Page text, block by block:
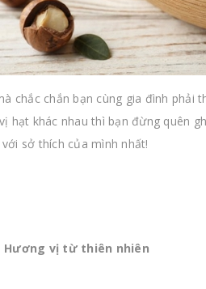
chắc chắn bạn cùng gia đình phải
hạt khác nhau thì bạn đừng quên
sở thích của mình nhất!
Hương vị từ thiên nhiên